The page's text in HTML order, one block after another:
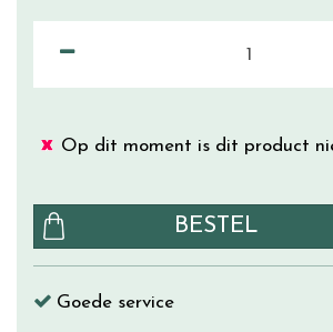
Op dit moment is dit product
Goede service